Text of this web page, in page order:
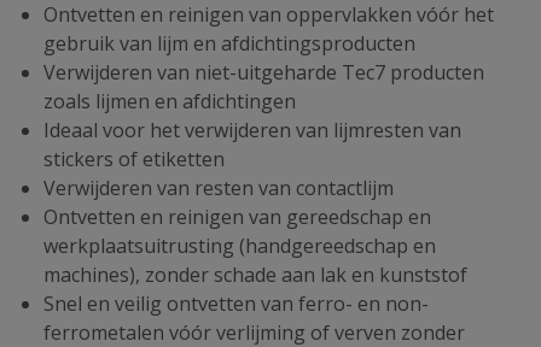
Ontvetten en reinigen van oppervlakken vóór het
gebruik van lijm en afdichtingsproducten
Verwijderen van niet-uitgeharde Tec7 producten
zoals lijmen en afdichtingen
Ideaal voor het verwijderen van lijmresten van
stickers of etiketten
Verwijderen van resten van contactlijm
Ontvetten en reinigen van gereedschap en
werkplaatsuitrusting (handgereedschap en
machines), zonder schade aan lak en kunststof
Snel en veilig ontvetten van ferro- en non-
ferrometalen vóór verlijming of verven zonder